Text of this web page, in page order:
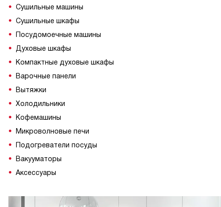
Сушильные машины
Сушильные шкафы
Посудомоечные машины
Духовые шкафы
Компактные духовые шкафы
Варочные панели
Вытяжки
Холодильники
Кофемашины
Микроволновые печи
Подогреватели посуды
Вакууматоры
Аксессуары